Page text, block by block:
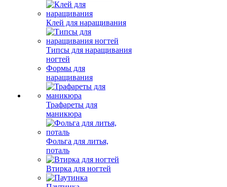
Клей для наращивания
Типсы для наращивания
ногтей
Формы для
наращивания
Трафареты для
маникюра
Фольга для литья,
поталь
Втирка для ногтей